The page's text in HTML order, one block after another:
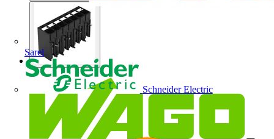
Sarel
Schneider Electric